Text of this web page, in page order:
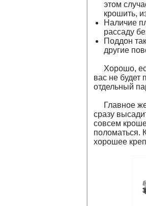
этом
крошить,
Наличие
рассаду
Поддон
другие
Хорошо,
вас не будет
отдельный
Главное
сразу
совсем
поломаться.
хорошее